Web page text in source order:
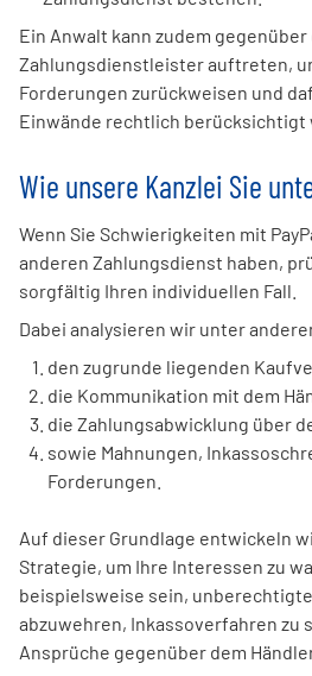
Ein Anwalt kann zudem gegenüber
Zahlungsdienstleister auftreten,
Forderungen zurückweisen und
Einwände rechtlich berücksichtigt
Wie unsere Kanzlei Sie
Wenn Sie Schwierigkeiten mit
anderen Zahlungsdienst haben,
sorgfältig Ihren individuellen Fall.
Dabei analysieren wir unter
den zugrunde liegenden
die Kommunikation mit dem
die Zahlungsabwicklung über
sowie Mahnungen,
Forderungen.
Auf dieser Grundlage entwickeln
Strategie, um Ihre Interessen zu
beispielsweise sein,
abzuwehren, Inkassoverfahren zu
Ansprüche gegenüber dem